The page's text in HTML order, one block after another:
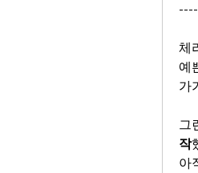
체
예
가
그
작
아